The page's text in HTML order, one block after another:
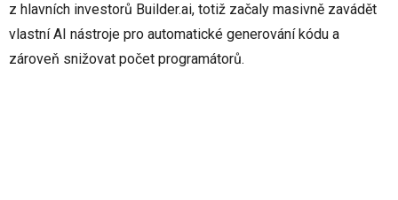
z hlavních investorů Builder.ai, totiž začaly masivně zavádět
vlastní AI nástroje pro automatické generování kódu a
zároveň snižovat počet programátorů.